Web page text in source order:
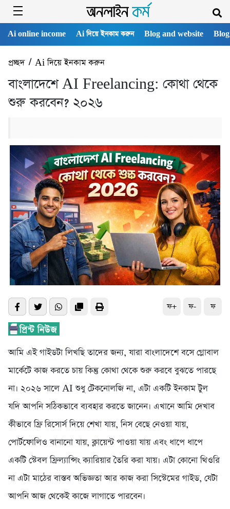
Ai online income Ai দিয়ে ইনকাম করুন Blog and website
প্রচ্ছদ/ Ai দিয়ে ইনকাম করুন
বাংলাদেশে AI Freelancing: কোথা থেকে
শুরু করবেন? ২০২৬
ফ+ ফ- ফ
আমি এই গাইডটা লিখছি তাদের জন্য, যারা বাংলাদেশে বসে গ্লোবাল
মার্কেটে কাজ করতে চায় কিন্তু কোথা থেকে শুরু করবে বুঝতে পারছে
না। ২০২৬ সালে AI শুধু টেকনোলজি না, এটা একটি ইনকাম টুল
যদি আপনি সঠিকভাবে ব্যবহার করতে জানেন। এখানে আমি দেখাব
কীভাবে ফ্রি রিসোর্স দিয়ে শেখা যায়, নিস বেছে নেওয়া যায়,
পোর্টফোলিও বানানো যায়, ক্লায়েন্ট পাওয়া যায় এবং ধাপে ধাপে
একটি স্টেবল ফ্রিল্যান্সিং ক্যারিয়ার তৈরি করা যায়। এটা কোনো থিওরি
না এটা মাঠের বাস্তব অভিজ্ঞতা আর কাজ করা সিস্টেমের গাইড, যেটা
আপনি আজ থেকেই কাজে লাগাতে পারবেন।